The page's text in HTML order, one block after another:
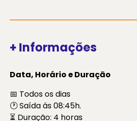
+ Informações
Data, Horário e Duração
📅 Todos os dias
🕐 Saída ás 08:45h.
⏳ Duração: 4 horas